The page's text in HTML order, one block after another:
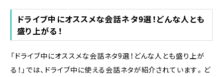
ドライブ中にオススメな会話ネタ9選！どんな人とも
盛り上がる！
「ドライブ中にオススメな会話ネタ9選！どんな人とも盛り上が
る！」では、ドライブ中に使える会話ネタが紹介されています。ど